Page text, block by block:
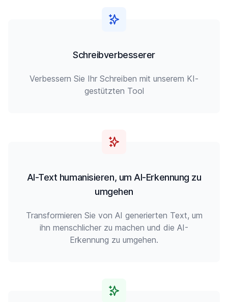
Schreibverbesserer
Verbessern Sie Ihr Schreiben mit unserem KI-
gestützten Tool
AI-Text humanisieren, um AI-Erkennung zu
umgehen
Transformieren Sie von AI generierten Text, um
ihn menschlicher zu machen und die AI-
Erkennung zu umgehen.